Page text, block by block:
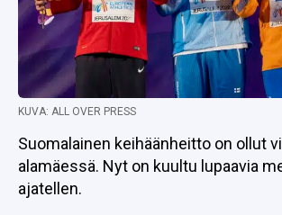
KUVA: ALL OVER PRESS
Suomalainen keihäänheitto on ollut
alamäessä. Nyt on kuultu lupaavia
ajatellen.